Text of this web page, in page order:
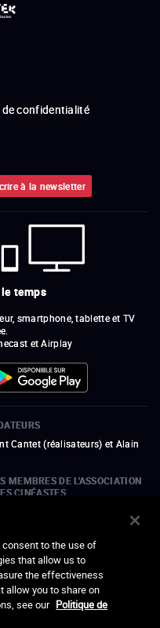
confidentialité
à la newsletter
temps
smartphone, tablette et TV
et Airplay
Cantet (réalisateurs) et Alain
MEMBRES DE L'ASSOCIATION
CINÉASTES
Hazanavicius (représentant de
(représentant de la SRF)
LA CINÉMATHÈQUE
to the use of
that allow us to
the effectiveness
allow you to share on
see our Politique de